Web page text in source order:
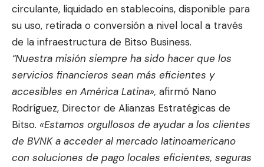
circulante, liquidado en stablecoins, disponible para
su uso, retirada o conversión a nivel local a través
de la infraestructura de Bitso Business.
“Nuestra misión siempre ha sido hacer que los
servicios financieros sean más eficientes y
accesibles en América Latina», afirmó Nano
Rodríguez, Director de Alianzas Estratégicas de
Bitso. «Estamos orgullosos de ayudar a los clientes
de BVNK a acceder al mercado latinoamericano
con soluciones de pago locales eficientes, seguras